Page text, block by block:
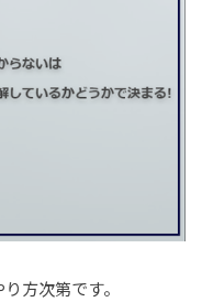
方次第です。